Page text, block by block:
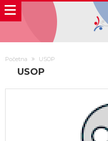
Početna USOP
USOP